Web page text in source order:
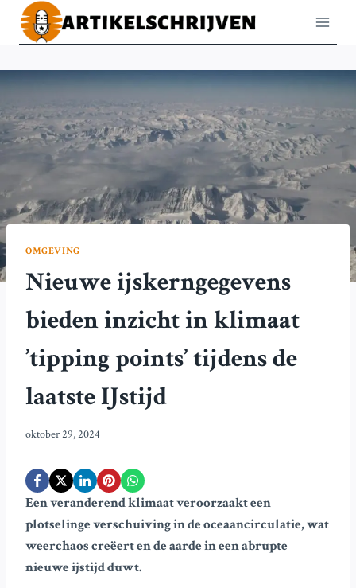
Doorgaan
naar
OMGEVING
Nieuwe ijskerngegevens
bieden inzicht in klimaat
’tipping points’ tijdens de
laatste IJstijd
oktober 29, 2024
Een veranderend klimaat veroorzaakt een
plotselinge verschuiving in de oceaancirculatie, wat
weerchaos creëert en de aarde in een abrupte
nieuwe ijstijd duwt.